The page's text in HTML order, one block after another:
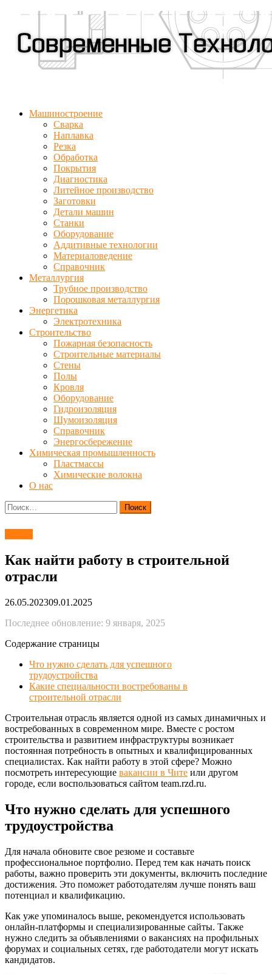
Машиностроение
Сварка
Наплавка
Резка
Обработка
Покрытия
Диагностика
Литейное производство
Заготовки
Детали машин
Станки
Оборудование
Аддитивные технологии
Материаловедение
Справочник
Металлургия
Трубное производство
Порошковая металлургия
Энергетика
Электротехника
Строительство
Пожарная безопасность
Строительные материалы
Стены
Полы
Кровля
Оборудование
Гидроизоляция
Шумоизоляция
Справочник
Энергосбережение
Химическая промышленность
Пластмассы
Химические волокна
О нас
Найти:
Как найти работу в строительной
отрасли
26.05.202309.01.2025
Последнее обновление: 9 января, 2025
Содержание страницы
Что нужно сделать для успешного
трудоустройства
Какие специальности востребованы в
строительной отрасли
Строительная отрасль является одной из самых динамичных и
востребованных в современном мире. Вместе с ростом
строительства и развитием инфраструктуры возникает
постоянная потребность в опытных и квалифицированных
специалистах. Как найти работу в этой сфере? Можно
посмотреть интересующие вакансии в Чите или другом
городе, если воспользоваться сайтом team.rzd.ru.
Что нужно сделать для успешного
трудоустройства
Для начала обновите свое резюме и составьте
профессиональное портфолио. Перед тем как начать поиск
работы, важно проверить эти документы, включить последние
достижения. Это поможет работодателям лучше понять ваш
потенциал и квалификацию.
Как уже упоминалось выше, рекомендуется использовать
онлайн-платформы и специализированные сайты. Также
нужно следить за объявлениями о вакансиях на профильных
форумах и социальных сетях, где работодатели могут искать
кандидатов.